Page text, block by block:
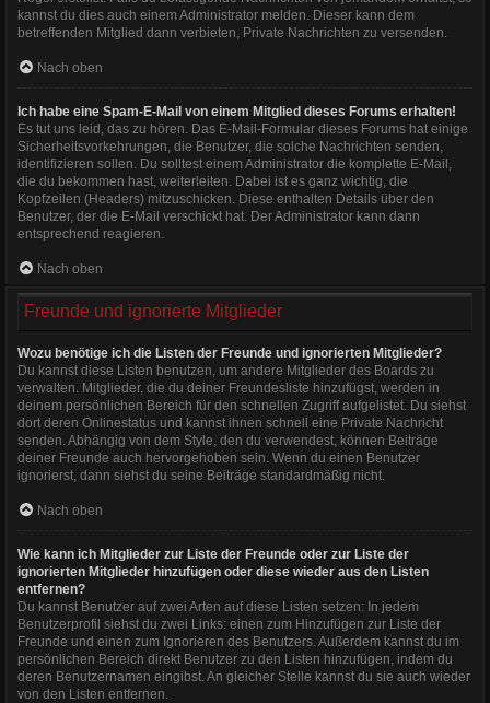
kannst du dies auch einem Administrator melden. Dieser kann dem
betreffenden Mitglied dann verbieten, Private Nachrichten zu versenden.
Nach oben
Ich habe eine Spam-E-Mail von einem Mitglied dieses Forums erhalten!
Es tut uns leid, das zu hören. Das E-Mail-Formular dieses Forums hat einige
Sicherheitsvorkehrungen, die Benutzer, die solche Nachrichten senden,
identifizieren sollen. Du solltest einem Administrator die komplette E-Mail,
die du bekommen hast, weiterleiten. Dabei ist es ganz wichtig, die
Kopfzeilen (Headers) mitzuschicken. Diese enthalten Details über den
Benutzer, der die E-Mail verschickt hat. Der Administrator kann dann
entsprechend reagieren.
Nach oben
Freunde und ignorierte Mitglieder
Wozu benötige ich die Listen der Freunde und ignorierten Mitglieder?
Du kannst diese Listen benutzen, um andere Mitglieder des Boards zu
verwalten. Mitglieder, die du deiner Freundesliste hinzufügst, werden in
deinem persönlichen Bereich für den schnellen Zugriff aufgelistet. Du siehst
dort deren Onlinestatus und kannst ihnen schnell eine Private Nachricht
senden. Abhängig von dem Style, den du verwendest, können Beiträge
deiner Freunde auch hervorgehoben sein. Wenn du einen Benutzer
ignorierst, dann siehst du seine Beiträge standardmäßig nicht.
Nach oben
Wie kann ich Mitglieder zur Liste der Freunde oder zur Liste der
ignorierten Mitglieder hinzufügen oder diese wieder aus den Listen
entfernen?
Du kannst Benutzer auf zwei Arten auf diese Listen setzen: In jedem
Benutzerprofil siehst du zwei Links: einen zum Hinzufügen zur Liste der
Freunde und einen zum Ignorieren des Benutzers. Außerdem kannst du im
persönlichen Bereich direkt Benutzer zu den Listen hinzufügen, indem du
deren Benutzernamen eingibst. An gleicher Stelle kannst du sie auch wieder
von den Listen entfernen.